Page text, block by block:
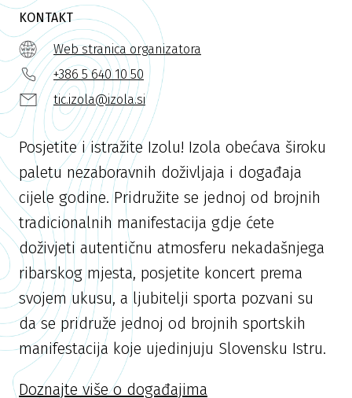
KONTAKT
Web stranica organizatora
+386 5 640 10 50
tic.izola@izola.si
Posjetite i istražite Izolu! Izola obećava široku
paletu nezaboravnih doživljaja i događaja
cijele godine. Pridružite se jednoj od brojnih
tradicionalnih manifestacija gdje ćete
doživjeti autentičnu atmosferu nekadašnjega
ribarskog mjesta, posjetite koncert prema
svojem ukusu, a ljubitelji sporta pozvani su
da se pridruže jednoj od brojnih sportskih
manifestacija koje ujedinjuju Slovensku Istru.
Doznajte više o događajima